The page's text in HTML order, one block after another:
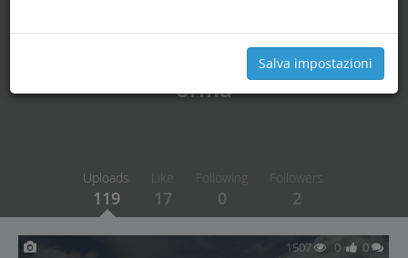
orma
Uploads
119
Like
17
Following
0
Followers
2
1507 0 0
Salva impostazioni